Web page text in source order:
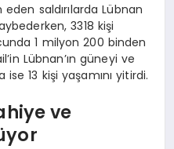
saldırılarda Lübnan
3318 kişi
1 milyon 200 binden
Lübnan’ın güneyi ve
13 kişi yaşamını yitirdi.
ve